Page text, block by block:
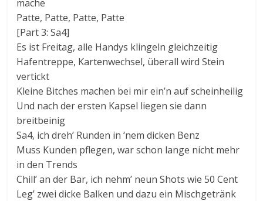
mache
Patte, Patte, Patte, Patte
[Part 3: Sa4]
Es ist Freitag, alle Handys klingeln gleichzeitig
Hafentreppe, Kartenwechsel, überall wird Stein
vertickt
Kleine Bitches machen bei mir ein’n auf scheinheilig
Und nach der ersten Kapsel liegen sie dann
breitbeinig
Sa4, ich dreh’ Runden in ‘nem dicken Benz
Muss Kunden pflegen, war schon lange nicht mehr
in den Trends
Chill’ an der Bar, ich nehm’ neun Shots wie 50 Cent
Leg’ zwei dicke Balken und dazu ein Mischgetränk